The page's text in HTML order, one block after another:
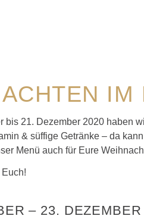
IM
bis 21. Dezember 2020 haben
& süffige Getränke – da
Menü auch für Eure
– 23.